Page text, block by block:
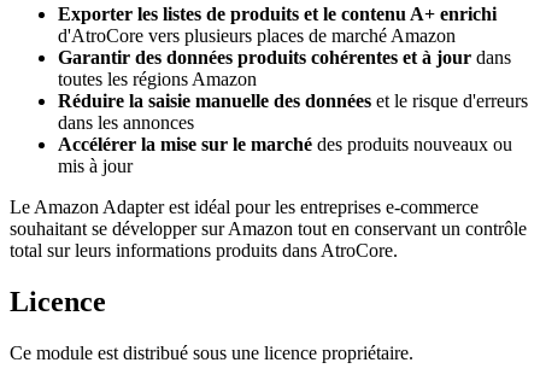
Exporter les listes de produits et le contenu A+ enrichi
d'AtroCore vers plusieurs places de marché Amazon
Garantir des données produits cohérentes et à jour dans
toutes les régions Amazon
Réduire la saisie manuelle des données et le risque d'erreurs
dans les annonces
Accélérer la mise sur le marché des produits nouveaux ou
mis à jour
Le Amazon Adapter est idéal pour les entreprises e-commerce
souhaitant se développer sur Amazon tout en conservant un contrôle
total sur leurs informations produits dans AtroCore.
Licence
Ce module est distribué sous une licence propriétaire.